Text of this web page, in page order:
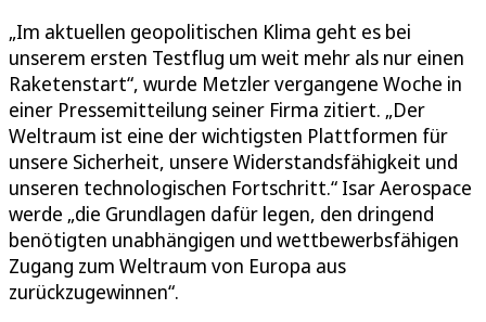
„Im aktuellen geopolitischen Klima geht es bei
unserem ersten Testflug um weit mehr als nur einen
Raketenstart“, wurde Metzler vergangene Woche in
einer Pressemitteilung seiner Firma zitiert. „Der
Weltraum ist eine der wichtigsten Plattformen für
unsere Sicherheit, unsere Widerstandsfähigkeit und
unseren technologischen Fortschritt.“ Isar Aerospace
werde „die Grundlagen dafür legen, den dringend
benötigten unabhängigen und wettbewerbsfähigen
Zugang zum Weltraum von Europa aus
zurückzugewinnen“.